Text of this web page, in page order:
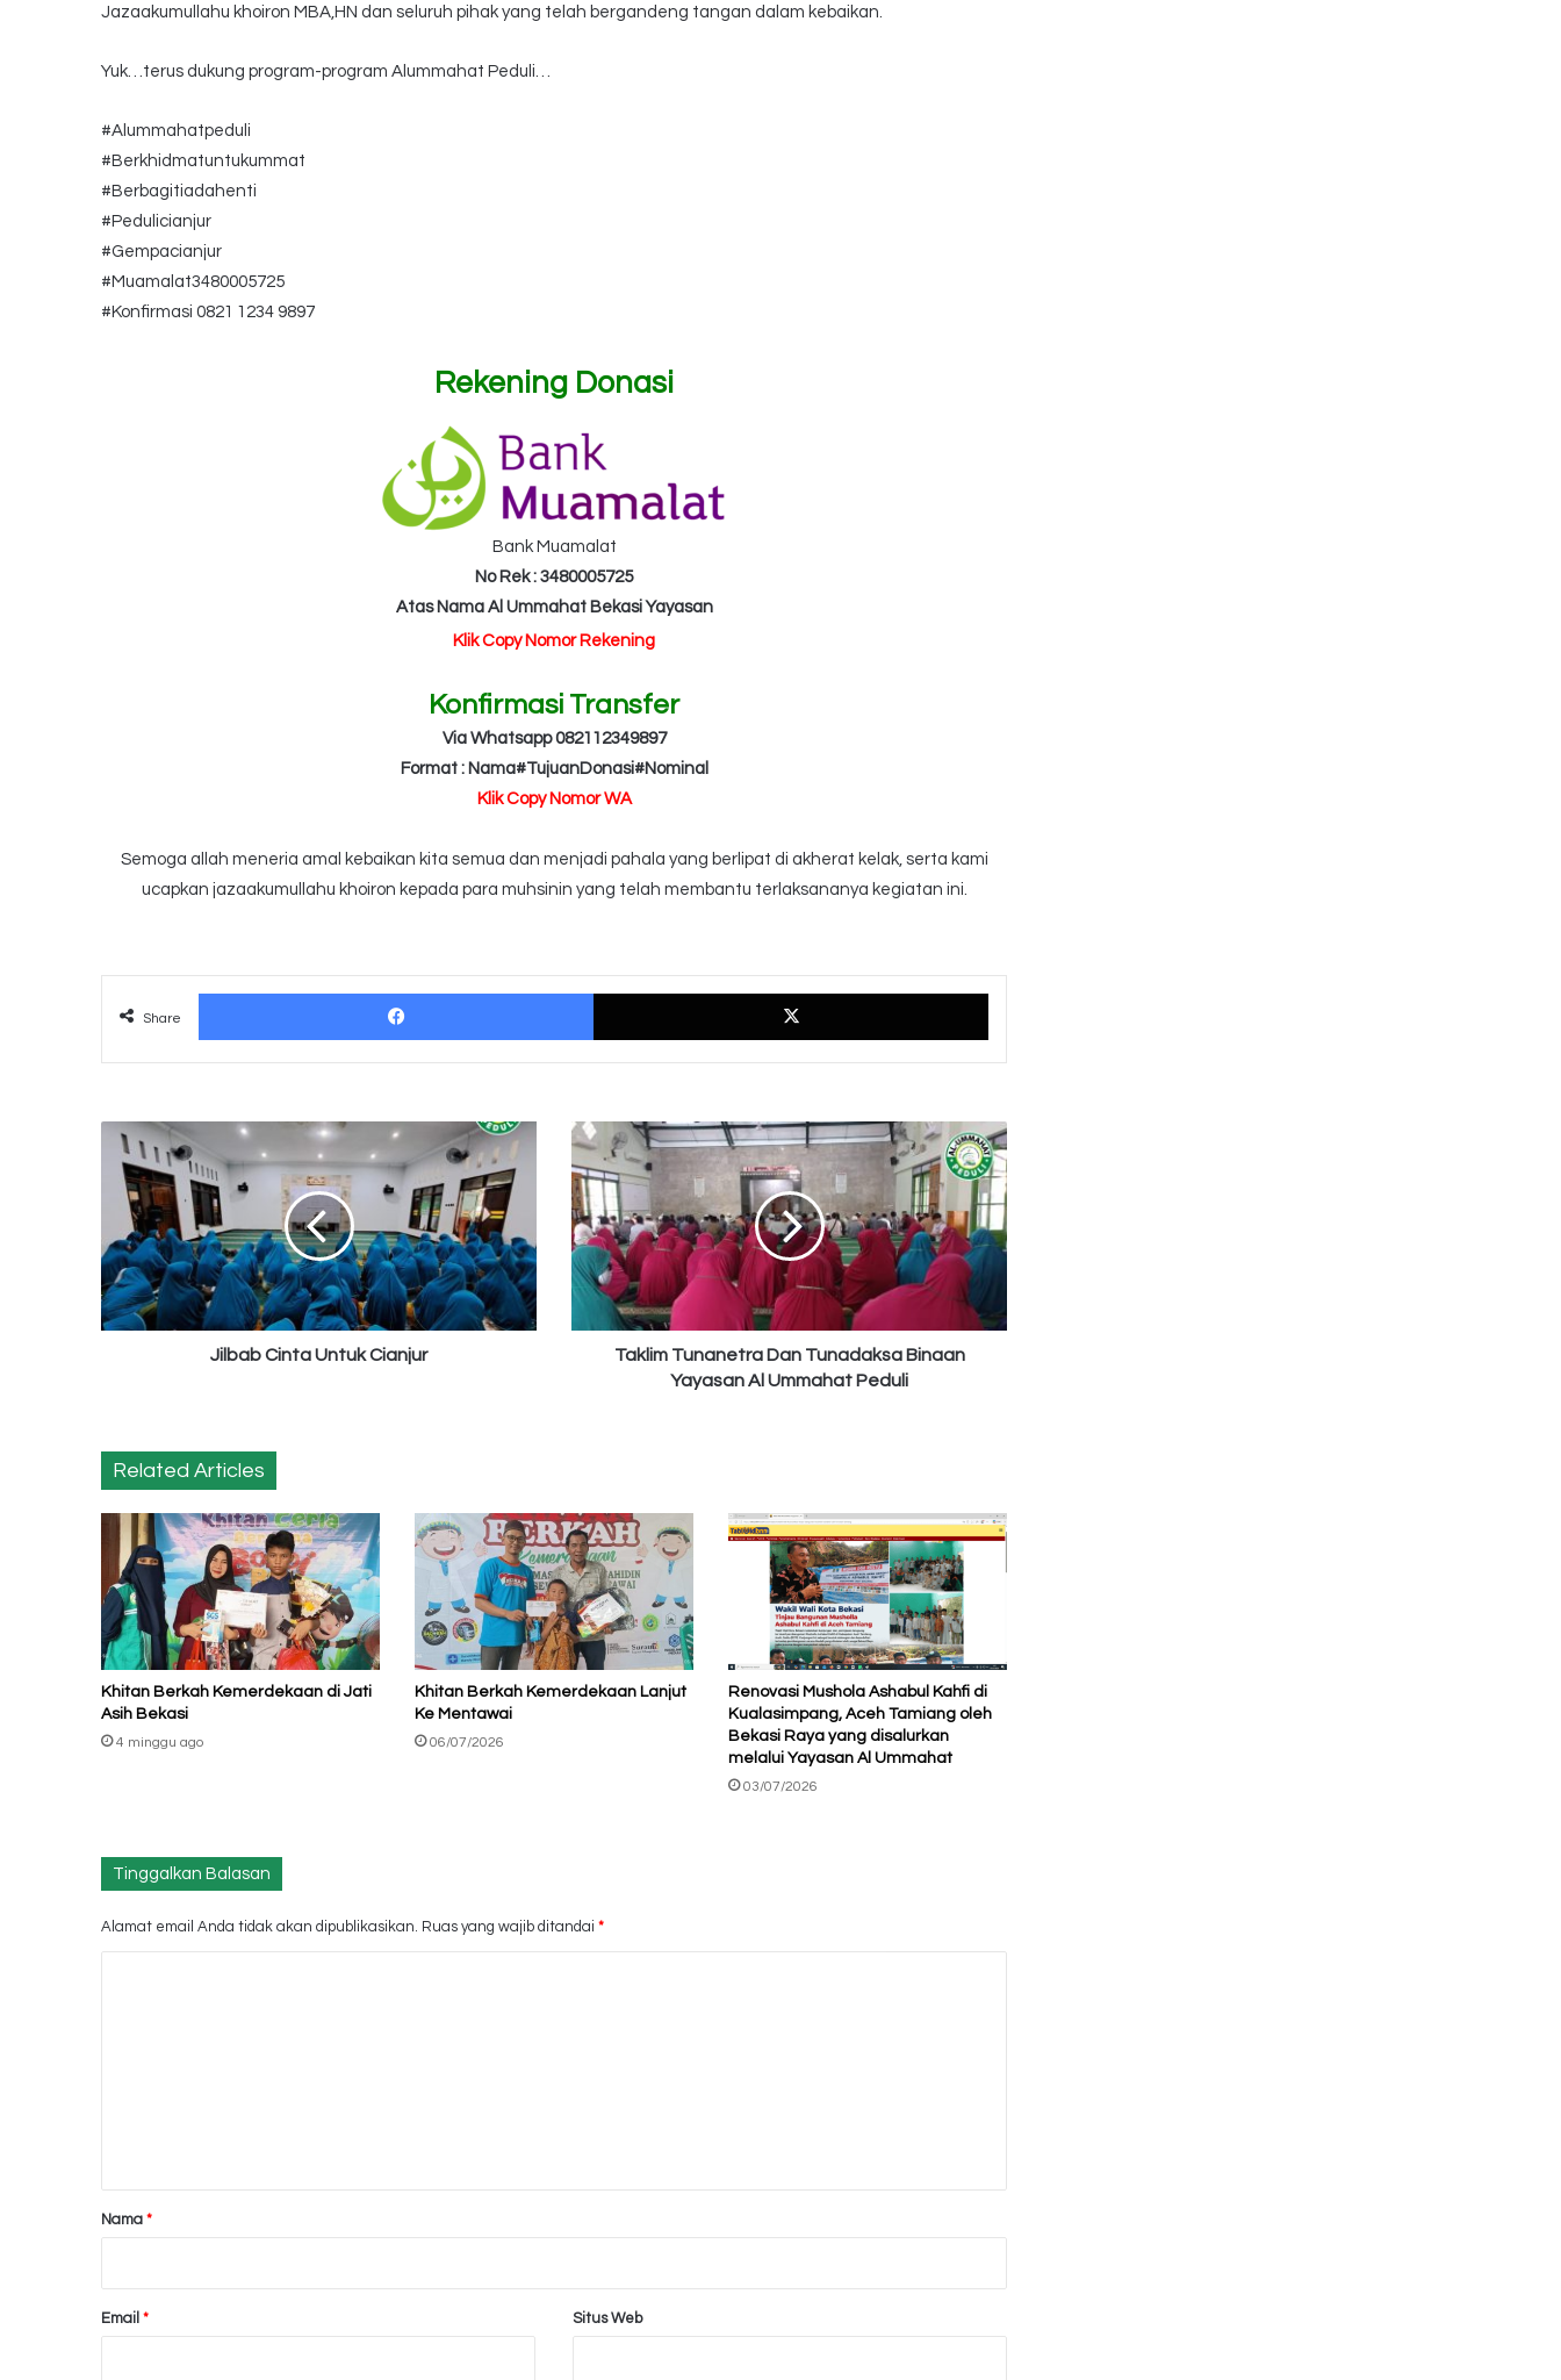
Jazaakumullahu khoiron MBA,HN dan seluruh pihak yang telah bergandeng tangan dalam kebaikan.
Yuk…terus dukung program-program Alummahat Peduli…
#Alummahatpeduli
#Berkhidmatuntukummat
#Berbagitiadahenti
#Pedulicianjur
#Gempacianjur
#Muamalat3480005725
#Konfirmasi 0821 1234 9897
Rekening Donasi
Bank Muamalat
No Rek : 3480005725
Atas Nama Al Ummahat Bekasi Yayasan
Klik Copy Nomor Rekening
Konfirmasi Transfer
Via Whatsapp 082112349897
Format : Nama#TujuanDonasi#Nominal
Klik Copy Nomor WA
Semoga allah meneria amal kebaikan kita semua dan menjadi pahala yang berlipat di akherat kelak, serta kami
ucapkan jazaakumullahu khoiron kepada para muhsinin yang telah membantu terlaksananya kegiatan ini.
Share
Facebook X
Jilbab
Cinta
Untuk
Cianjur
Jilbab Cinta Untuk Cianjur
Taklim
Tunanetra
Dan
Tunadaksa
Binaan
Yayasan
Al
Ummahat
Peduli
Taklim Tunanetra Dan Tunadaksa Binaan
Yayasan Al Ummahat Peduli
Related Articles
Khitan Berkah Kemerdekaan di Jati
Asih Bekasi
4 minggu ago
Khitan Berkah Kemerdekaan Lanjut
Ke Mentawai
06/07/2026
Renovasi Mushola Ashabul Kahfi di
Kualasimpang, Aceh Tamiang oleh
Bekasi Raya yang disalurkan
melalui Yayasan Al Ummahat
03/07/2026
Tinggalkan Balasan
Alamat email Anda tidak akan dipublikasikan. Ruas yang wajib ditandai *
rNama *
Email * Situs Web